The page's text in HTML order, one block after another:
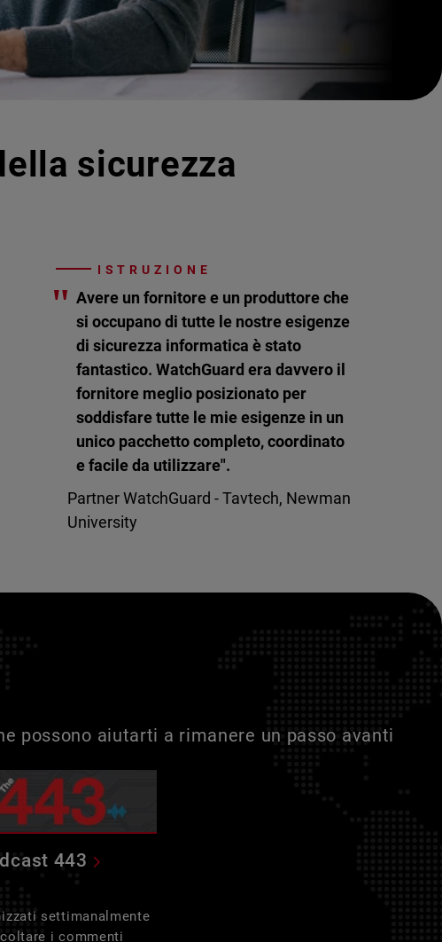
sicurezza
ISTRUZIONE
" Avere un fornitore e un produttore che
si occupano di tutte le nostre esigenze
di sicurezza informatica è stato
fantastico. WatchGuard era davvero il
fornitore meglio posizionato per
soddisfare tutte le mie esigenze in un
unico pacchetto completo, coordinato
e facile da utilizzare".
Partner WatchGuard - Tavtech, Newman
University
possono aiutarti a rimanere un passo avanti
443
settimanalmente
i commenti